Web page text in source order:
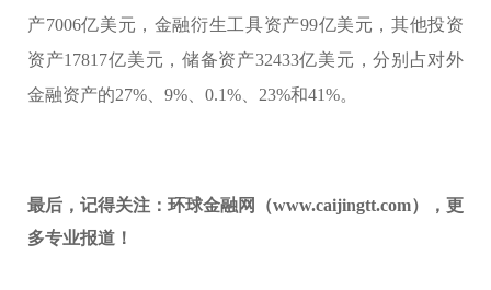
产7006亿美元，金融衍生工具资产99亿美元，其他投资
资产17817亿美元，储备资产32433亿美元，分别占对外
金融资产的27%、9%、0.1%、23%和41%。
最后，记得关注：环球金融网（www.caijingtt.com），更
多专业报道！